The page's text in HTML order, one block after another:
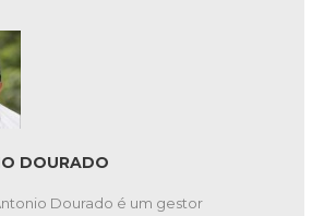
DOURADO
Dourado é um gestor